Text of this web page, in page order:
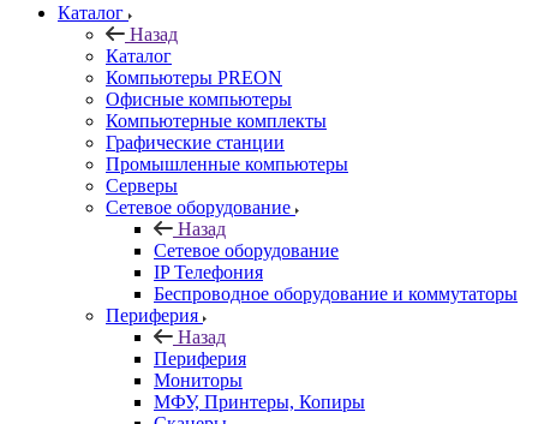
Каталог
Назад
Каталог
Компьютеры PREON
Офисные компьютеры
Компьютерные комплекты
Графические станции
Промышленные компьютеры
Серверы
Сетевое оборудование
Назад
Сетевое оборудование
IP Телефония
Беспроводное оборудование и коммутаторы
Периферия
Назад
Периферия
Мониторы
МФУ, Принтеры, Копиры